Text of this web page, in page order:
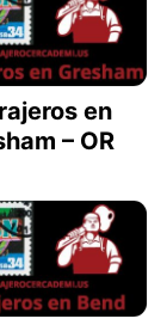
en
– OR